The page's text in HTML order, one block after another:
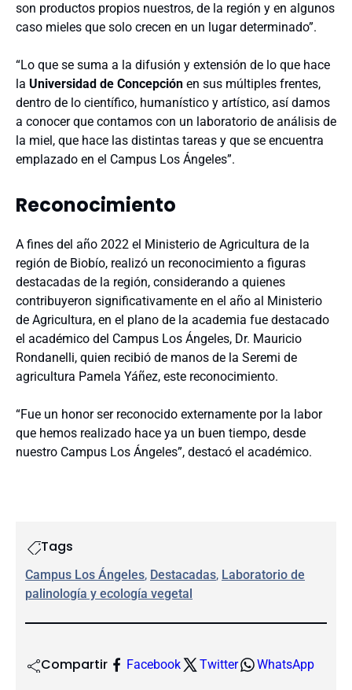
son productos propios nuestros, de la región y en algunos
caso mieles que solo crecen en un lugar determinado”.
“Lo que se suma a la difusión y extensión de lo que hace
la Universidad de Concepción en sus múltiples frentes,
dentro de lo científico, humanístico y artístico, así damos
a conocer que contamos con un laboratorio de análisis de
la miel, que hace las distintas tareas y que se encuentra
emplazado en el Campus Los Ángeles”.
Reconocimiento
A fines del año 2022 el Ministerio de Agricultura de la
región de Biobío, realizó un reconocimiento a figuras
destacadas de la región, considerando a quienes
contribuyeron significativamente en el año al Ministerio
de Agricultura, en el plano de la academia fue destacado
el académico del Campus Los Ángeles, Dr. Mauricio
Rondanelli, quien recibió de manos de la Seremi de
agricultura Pamela Yáñez, este reconocimiento.
“Fue un honor ser reconocido externamente por la labor
que hemos realizado hace ya un buen tiempo, desde
nuestro Campus Los Ángeles”, destacó el académico.
Tags
Campus Los Ángeles, Destacadas, Laboratorio de
palinología y ecología vegetal
Compartir Facebook Twitter WhatsApp